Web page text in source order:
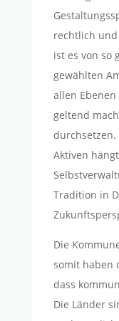
rechtlich
ist es von so
gewählten
allen
geltend
Aktiven
Tradition in
Die
somit haben
dass
Die Länder